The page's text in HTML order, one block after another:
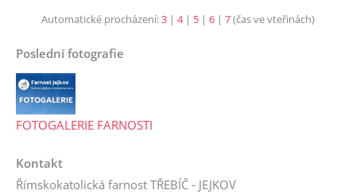
Automatické procházení:3 | 4| 5 | 6 | 7(čas ve vteřinách)
Poslední fotografie
FOTOGALERIE FARNOSTI
Kontakt
Římskokatolická farnost TŘEBÍČ - JEJKOV